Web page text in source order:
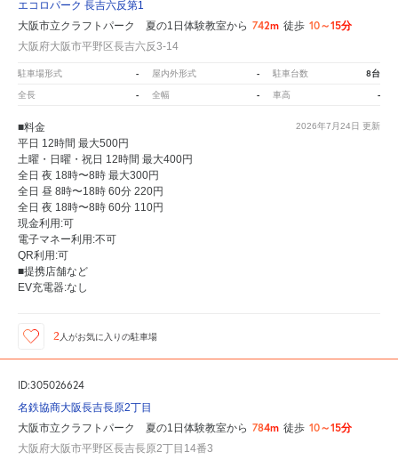
エコロパーク 長吉六反第1
大阪市立クラフトパーク 夏の1日体験教室から 742m 徒歩 10～15分
大阪府大阪市平野区長吉六反3-14
駐車場形式 - 屋内外形式 - 駐車台数 8台
全長 - 全幅 - 車高 -
2026年7月24日 更新
■料金
平日 12時間 最大500円
土曜・日曜・祝日 12時間 最大400円
全日 夜 18時〜8時 最大300円
全日 昼 8時〜18時 60分 220円
全日 夜 18時〜8時 60分 110円
現金利用:可
電子マネー利用:不可
QR利用:可
■提携店舗など
EV充電器:なし
2 人がお気に入りの駐車場
ID:305026624
名鉄協商大阪長吉長原2丁目
大阪市立クラフトパーク 夏の1日体験教室から 784m 徒歩 10～15分
大阪府大阪市平野区長吉長原2丁目14番3